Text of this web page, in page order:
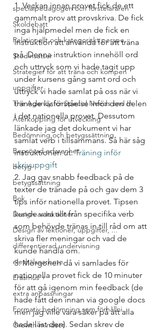
specialpedagogen och försteläraren
Skoldebatt
Relationellt och kategoriskt perspe
Stödinsatser
Strategier för att träna och kompen
uppgifter
The Agency for Special Needs and In
Återkoppling för utveckling
Bedömning och betygssättning
Beprövad erfarenhet
betyg
betygssättning
Bok
Design av lektioner
Design av lektioner, uppgifter, ...
differentierad undervisning
elevhälsoarbete
Erasmus +
extra anpassningar
Formativ bedömning som förhållni...
Growth mindset
1. Veckan innan provet fick de ett
gammalt prov att provskriva. De fick
inga hjälpmedel men de fick en
instruktion att använda för att träna
på. Denna instruktion innehöll ord
och uttryck som vi hade tagit upp
under kursens gång samt ord och
uttryck vi hade samlat på oss när vi
tränade läsförståelse inför den delen
i det nationella provet. Dessutom
länkade jag det dokument vi har
samlat verb i tillsammans. Så här såg
instruktionen ut: Träning inför
skrivuppgift
2. Jag gav snabb feedback på de
texter de tränade på och gav dem 3
tips inför nationella provet. Tipsen
kunde vara allt från specifika verb
som behövde tränas in till råd om att
skriva fler meningar och vad de
kunde handla om.
3. Morgonen då vi samlades för
nationella provet fick de 10 minuter
för att gå igenom min feedback (de
hade fått den innan via google docs
men jag ville vara säker på att alla
hade läst den). Sedan skrev de